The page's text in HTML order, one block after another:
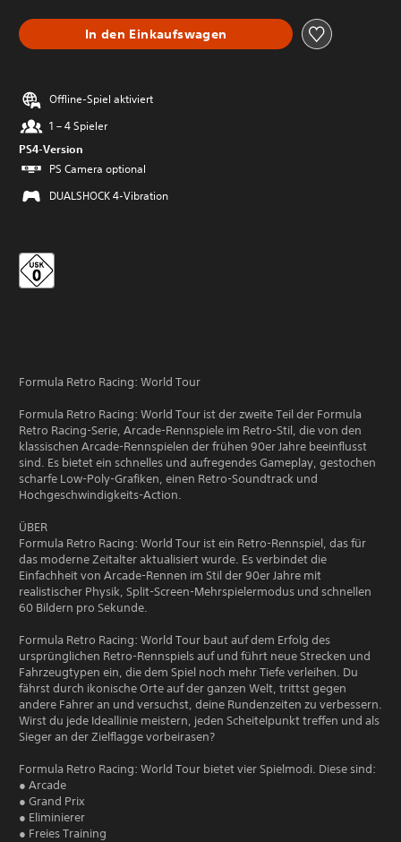
In den Einkaufswagen
Offline-Spiel aktiviert
1 – 4 Spieler
PS4-Version
PS Camera optional
DUALSHOCK 4-Vibration
Formula Retro Racing: World Tour
Formula Retro Racing: World Tour ist der zweite Teil der Formula
Retro Racing-Serie, Arcade-Rennspiele im Retro-Stil, die von den
klassischen Arcade-Rennspielen der frühen 90er Jahre beeinflusst
sind. Es bietet ein schnelles und aufregendes Gameplay, gestochen
scharfe Low-Poly-Grafiken, einen Retro-Soundtrack und
Hochgeschwindigkeits-Action.
ÜBER
Formula Retro Racing: World Tour ist ein Retro-Rennspiel, das für
das moderne Zeitalter aktualisiert wurde. Es verbindet die
Einfachheit von Arcade-Rennen im Stil der 90er Jahre mit
realistischer Physik, Split-Screen-Mehrspielermodus und schnellen
60 Bildern pro Sekunde.
Formula Retro Racing: World Tour baut auf dem Erfolg des
ursprünglichen Retro-Rennspiels auf und führt neue Strecken und
Fahrzeugtypen ein, die dem Spiel noch mehr Tiefe verleihen. Du
fährst durch ikonische Orte auf der ganzen Welt, trittst gegen
andere Fahrer an und versuchst, deine Rundenzeiten zu verbessern.
Wirst du jede Ideallinie meistern, jeden Scheitelpunkt treffen und als
Sieger an der Zielflagge vorbeirasen?
Formula Retro Racing: World Tour bietet vier Spielmodi. Diese sind:
● Arcade
● Grand Prix
● Eliminierer
● Freies Training